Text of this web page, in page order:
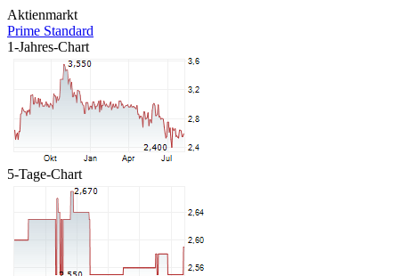
Aktienmarkt
Prime Standard
1-Jahres-Chart
5-Tage-Chart